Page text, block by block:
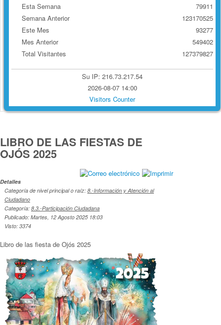
Esta Semana
Semana Anterior
Este Mes
Mes Anterior
Total Visitantes
79911
123170525
93277
549402
127379827
Su IP: 216.73.217.54
2026-08-07 14:00
Visitors Counter
LIBRO DE LAS FIESTAS DE
OJÓS 2025
Detalles
Categoría de nivel principal o raíz: 8.-Información y Atención al
Ciudadano
Categoría: 8.3.-Participación Ciudadana
Publicado: Martes, 12 Agosto 2025 18:03
Visto: 3374
Libro de las fiesta de Ojós 2025